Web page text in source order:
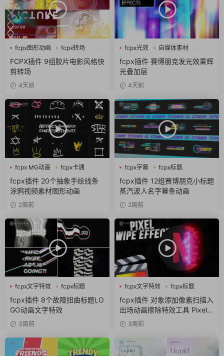
fcpx图形动画
fcpx转场
噪点
FCPX插件 9组胶片电影风格快
剪转场
4天前
fcpx光效
自媒体素材
赛博朋克
fcpx插件 赛博朋克发光效果辉
光叠加层
4天前
fcpx MG动画
fcpx卡通
fcpx图形动画
fcpx插件 20个抽象手绘线条
涂鸦视频素材图形动画
2周前
fcpx字幕
fcpx标题
fcpx片头
fcpx插件 12组赛博朋克小标题
蒸汽波人名字幕条动画
2周前
fcpx文字特效
fcpx标题
故障风
fcpx插件 8个故障扭曲标题LO
GO动画文字特效
3周前
fcpx文字特效
fcpx标题
像素
fcpx插件 对象添加像素扫描入
出场动画擦除特效工具 Pixel S
can3周前